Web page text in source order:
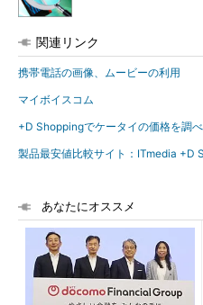
関連リンク
携帯電話の画像、ムービーの利用
マイボイスコム
+D Shoppingでケータイの価格を調
製品最安値比較サイト：ITmedia +D
あなたにオススメ